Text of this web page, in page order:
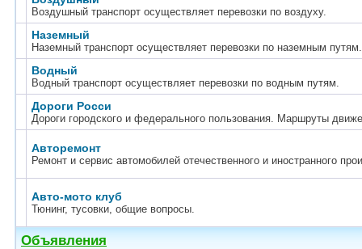
Воздушный транспорт осуществляет перевозки по воздуху.
Наземный
Наземный транспорт осуществляет перевозки по наземным путям.
Водный
Водный транспорт осуществляет перевозки по водным путям.
Дороги Росси
Дороги городского и федерального пользования. Маршруты
Авторемонт
Ремонт и сервис автомобилей отечественного и иностранного
Авто-мото клуб
Тюнинг, тусовки, общие вопросы.
Объявления